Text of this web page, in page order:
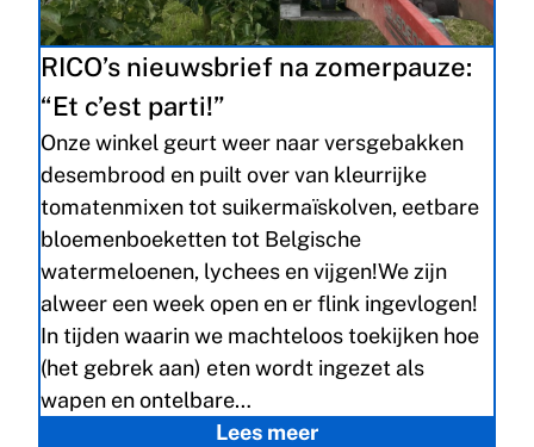
RICO’s nieuwsbrief na zomerpauze:
“Et c’est parti!”
Onze winkel geurt weer naar versgebakken
desembrood en puilt over van kleurrijke
tomatenmixen tot suikermaïskolven, eetbare
bloemenboeketten tot Belgische
watermeloenen, lychees en vijgen!We zijn
alweer een week open en er flink ingevlogen!
In tijden waarin we machteloos toekijken hoe
(het gebrek aan) eten wordt ingezet als
wapen en ontelbare…
Lees meer